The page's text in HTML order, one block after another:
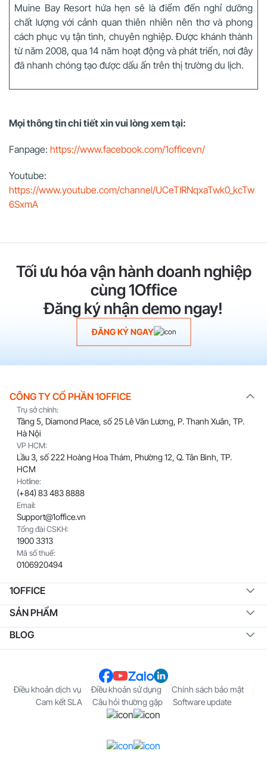
Muine Bay Resort hứa hẹn sẽ là điểm đến nghỉ dưỡng
chất lượng với cảnh quan thiên nhiên nên thơ và phong
cách phục vụ tận tình, chuyên nghiệp. Được khánh thành
từ năm 2008, qua 14 năm hoạt động và phát triển, nơi đây
đã nhanh chóng tạo được dấu ấn trên thị trường du lịch.
Mọi thông tin chi tiết xin vui lòng xem tại:
Fanpage: https://www.facebook.com/1officevn/
Youtube:
https://www.youtube.com/channel/UCeTIRNqxaTwk0_kcTw
6SxmA
Tối ưu hóa vận hành doanh nghiệp
cùng 1Office
Đăng ký nhận demo ngay!
ĐĂNG KÝ NGAY
CÔNG TY CỔ PHẦN 1OFFICE
Trụ sở chính:
Tầng 5, Diamond Place, số 25 Lê Văn Lương, P. Thanh Xuân, TP.
Hà Nội
VP HCM:
Lầu 3, số 222 Hoàng Hoa Thám, Phường 12, Q. Tân Bình, TP.
HCM
Hotline:
(+84) 83 483 8888
Email:
Support@1office.vn
Tổng đài CSKH:
1900 3313
Mã số thuế:
0106920494
1OFFICE
SẢN PHẨM
BLOG
Điều khoản dịch vụ Điều khoản sử dụng
Chính sách bảo mật
Cam kết SLA
Câu hỏi thường gặp Software update